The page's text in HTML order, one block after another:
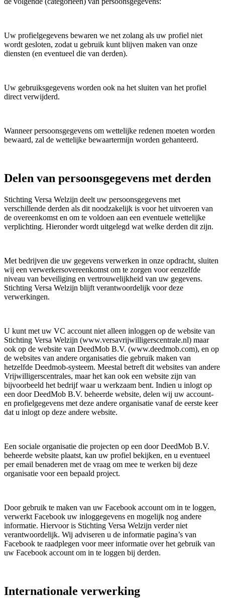
Uw profielgegevens bewaren we net zolang als uw profiel niet
wordt gesloten, zodat u gebruik kunt blijven maken van onze
diensten (en eventueel die van derden).
Uw gebruiksgegevens worden ook na het sluiten van het profiel
direct verwijderd.
Wanneer persoonsgegevens om wettelijke redenen moeten worden
bewaard, zal de wettelijke bewaartermijn worden gehanteerd.
Delen van persoonsgegevens met derden
Stichting Versa Welzijn deelt uw persoonsgegevens met
verschillende derden als dit noodzakelijk is voor het uitvoeren van
de overeenkomst en om te voldoen aan een eventuele wettelijke
verplichting. Hieronder wordt uitgelegd wat welke derden dit zijn.
Met bedrijven die uw gegevens verwerken in onze opdracht, sluiten
wij een verwerkersovereenkomst om te zorgen voor eenzelfde
niveau van beveiliging en vertrouwelijkheid van uw gegevens.
Stichting Versa Welzijn blijft verantwoordelijk voor deze
verwerkingen.
U kunt met uw VC account niet alleen inloggen op de website van
Stichting Versa Welzijn (www.versavrijwilligerscentrale.nl) maar
ook op de website van DeedMob B.V. (www.deedmob.com), en op
de websites van andere organisaties die gebruik maken van
hetzelfde Deedmob-systeem. Meestal betreft dit websites van andere
Vrijwilligerscentrales, maar het kan ook een website zijn van
bijvoorbeeld het bedrijf waar u werkzaam bent. Indien u inlogt op
een door DeedMob B.V. beheerde website, delen wij uw account-
en profielgegevens met deze andere organisatie vanaf de eerste keer
dat u inlogt op deze andere website.
Een sociale organisatie die projecten op een door DeedMob B.V.
beheerde website plaatst, kan uw profiel bekijken, en u eventueel
per email benaderen met de vraag om mee te werken bij deze
organisatie voor een bepaald project.
Door gebruik te maken van uw Facebook account om in te loggen,
verwerkt Facebook uw inloggegevens en mogelijk nog andere
informatie. Hiervoor is Stichting Versa Welzijn verder niet
verantwoordelijk. Wij adviseren u de informatie pagina’s van
Facebook te raadplegen voor meer informatie over het gebruik van
uw Facebook account om in te loggen bij derden.
Internationale verwerking